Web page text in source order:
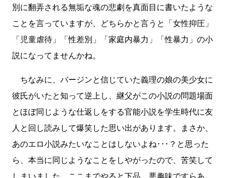
別に翻弄される無垢な魂の悲劇を真面目に書いたような
ことを言っていますが、どちらかと言うと「女性抑圧」
「児童虐待」「性差別」「家庭内暴力」「性暴力」の小
説になってませんかね。
ちなみに、バージンと信じていた義理の娘の美少女に
彼氏がいたと知って逆上し、継父がこの小説の問題場面
とほぼ同じような仕返しをする官能小説を学生時代に友
人と回し読みして爆笑した思い出があります。まさか、
あのエロ小説みたいなことはしないよね･･･？と思った
ら、本当に同じようなことをしやがったので、苦笑して